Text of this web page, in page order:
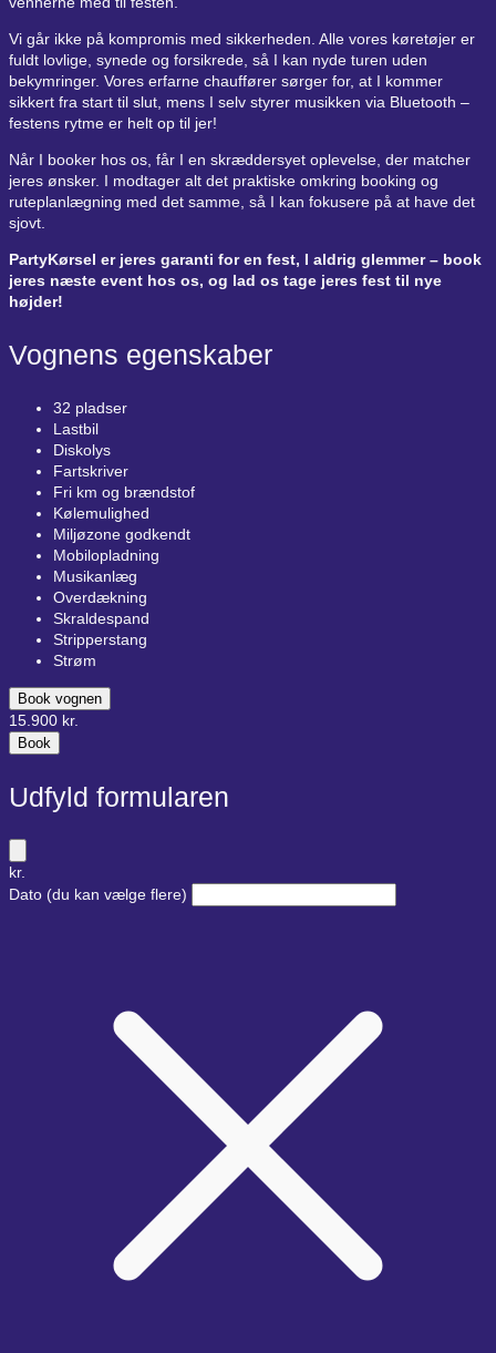
Vi går ikke på kompromis med sikkerheden. Alle vores køretøjer er
fuldt lovlige, synede og forsikrede, så I kan nyde turen uden
bekymringer. Vores erfarne chauffører sørger for, at I kommer
sikkert fra start til slut, mens I selv styrer musikken via Bluetooth –
festens rytme er helt op til jer!
Når I booker hos os, får I en skræddersyet oplevelse, der matcher
jeres ønsker. I modtager alt det praktiske omkring booking og
ruteplanlægning med det samme, så I kan fokusere på at have det
sjovt.
PartyKørsel er jeres garanti for en fest, I aldrig glemmer – book
jeres næste event hos os, og lad os tage jeres fest til nye
højder!
Vognens egenskaber
32 pladser
Lastbil
Diskolys
Fartskriver
Fri km og brændstof
Kølemulighed
Miljøzone godkendt
Mobilopladning
Musikanlæg
Overdækning
Skraldespand
Stripperstang
Strøm
Book vognen
15.900 kr.
Book
Udfyld formularen
kr.
Dato (du kan vælge flere)